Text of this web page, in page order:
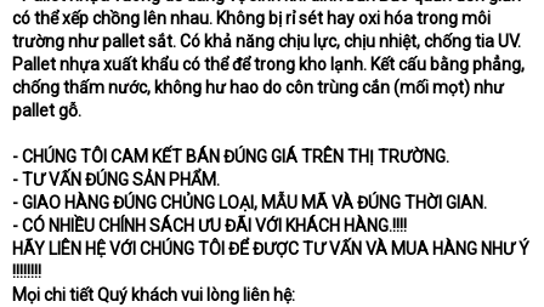
có thể xếp chồng lên nhau. Không bị rỉ sét hay oxi hóa trong môi
trường như pallet sắt. Có khả năng chịu lực, chịu nhiệt, chống tia UV.
Pallet nhựa xuất khẩu có thể để trong kho lạnh. Kết cấu bằng phẳng,
chống thấm nước, không hư hao do côn trùng cắn (mối mọt) như
pallet gỗ.
- CHÚNG TÔI CAM KẾT BÁN ĐÚNG GIÁ TRÊN THỊ TRƯỜNG.
- TƯ VẤN ĐÚNG SẢN PHẨM.
- GIAO HÀNG ĐÚNG CHỦNG LOẠI, MẪU MÃ VÀ ĐÚNG THỜI GIAN.
- CÓ NHIỀU CHÍNH SÁCH ƯU ĐÃI VỚI KHÁCH HÀNG.!!!!
HÃY LIÊN HỆ VỚI CHÚNG TÔI ĐỂ ĐƯỢC TƯ VẤN VÀ MUA HÀNG NHƯ Ý
!!!!!!!!
Mọi chi tiết Quý khách vui lòng liên hệ: